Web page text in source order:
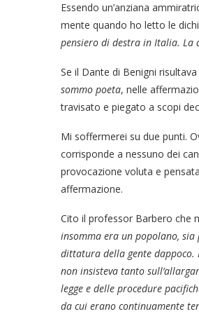
Essendo un’anziana
mente quando ho letto le
pensiero di destra in Italia. La
Se il Dante di Benigni
sommo poeta, nelle
travisato e piegato a scopi
Mi soffermerei su due punti.
corrisponde a nessuno dei
provocazione voluta e
affermazione.
Cito il professor Barbero che
insomma era un popolano,
dittatura della gente dappoco.
non insisteva tanto
legge e delle procedure
da cui erano continuamente